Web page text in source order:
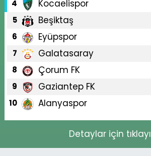
4 Kocaelispor
5 Beşiktaş
6 Eyüpspor
7 Galatasaray
8 Çorum FK
9 Gaziantep FK
10 Alanyaspor
Detaylar için